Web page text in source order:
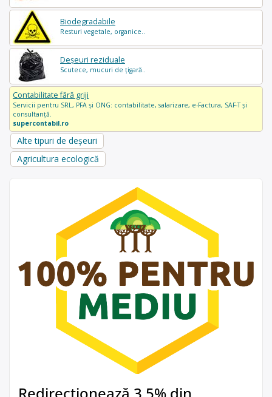
Biodegradabile
Resturi vegetale, organice..
Deșeuri reziduale
Scutece, mucuri de țigară..
Contabilitate fără griji
Servicii pentru SRL, PFA și ONG: contabilitate, salarizare, e-Factura, SAF-T și
consultanță.
supercontabil.ro
Alte tipuri de deșeuri
Agricultura ecologică